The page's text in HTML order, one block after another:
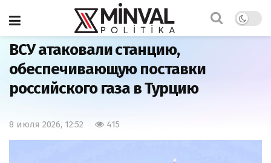
Главная
ВСУ атаковали станцию,
обеспечивающую поставки
российского газа в Турцию
8 июля 2026, 12:52 415